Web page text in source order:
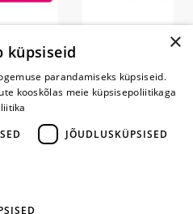
×
küpsiseid
parandamiseks küpsiseid.
kooskõlas meie küpsisepoliitikaga
JÕUDLUSKÜPSISED